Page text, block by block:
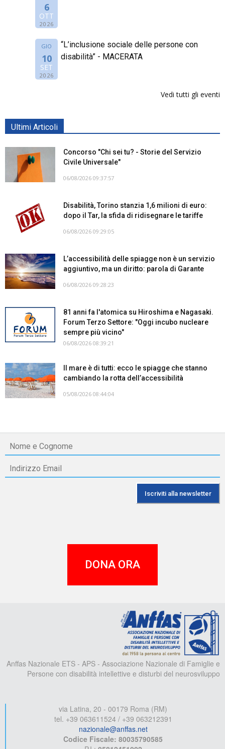
6
OTT
2026
GIO
10
SET
2026
“L’inclusione sociale delle persone con
disabilità” - MACERATA
Vedi tutti gli eventi
Ultimi Articoli
Concorso "Chi sei tu? - Storie del Servizio
Civile Universale"
06/08/2026 09:37:57
Disabilità, Torino stanzia 1,6 milioni di euro:
dopo il Tar, la sfida di ridisegnare le tariffe
06/08/2026 09:29:05
L’accessibilità delle spiagge non è un servizio
aggiuntivo, ma un diritto: parola di Garante
06/08/2026 09:28:23
81 anni fa l'atomica su Hiroshima e Nagasaki.
Forum Terzo Settore: "Oggi incubo nucleare
sempre più vicino"
06/08/2026 08:39:21
Il mare è di tutti: ecco le spiagge che stanno
cambiando la rotta dell’accessibilità
05/08/2026 08:44:04
DONA ORA
Anffas Nazionale ETS - APS - Associazione Nazionale di Famiglie e
Persone con disabilità intellettive e disturbi del neurosviluppo
via Latina, 20 - 00179 Roma (RM)
tel. +39 063611524 / +39 063212391
nazionale@anffas.net
Codice Fiscale: 80035790585